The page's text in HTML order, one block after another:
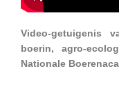
Video-getuigenis
boerin, agro-
Nationale